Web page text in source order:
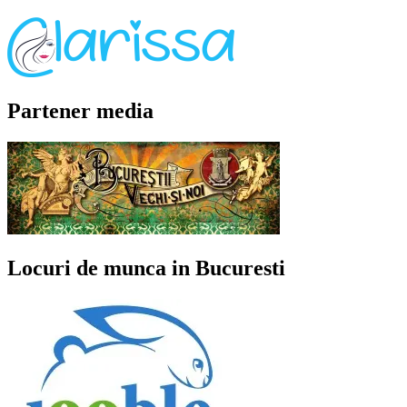
Partener media
Locuri de munca in Bucuresti